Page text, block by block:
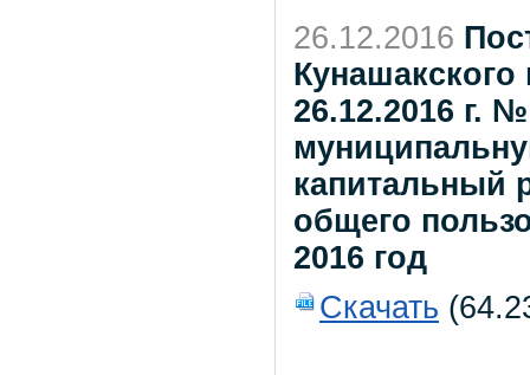
26.12.2016
26.12.2016 г.
капитальный
общего
2016 год
Скачать